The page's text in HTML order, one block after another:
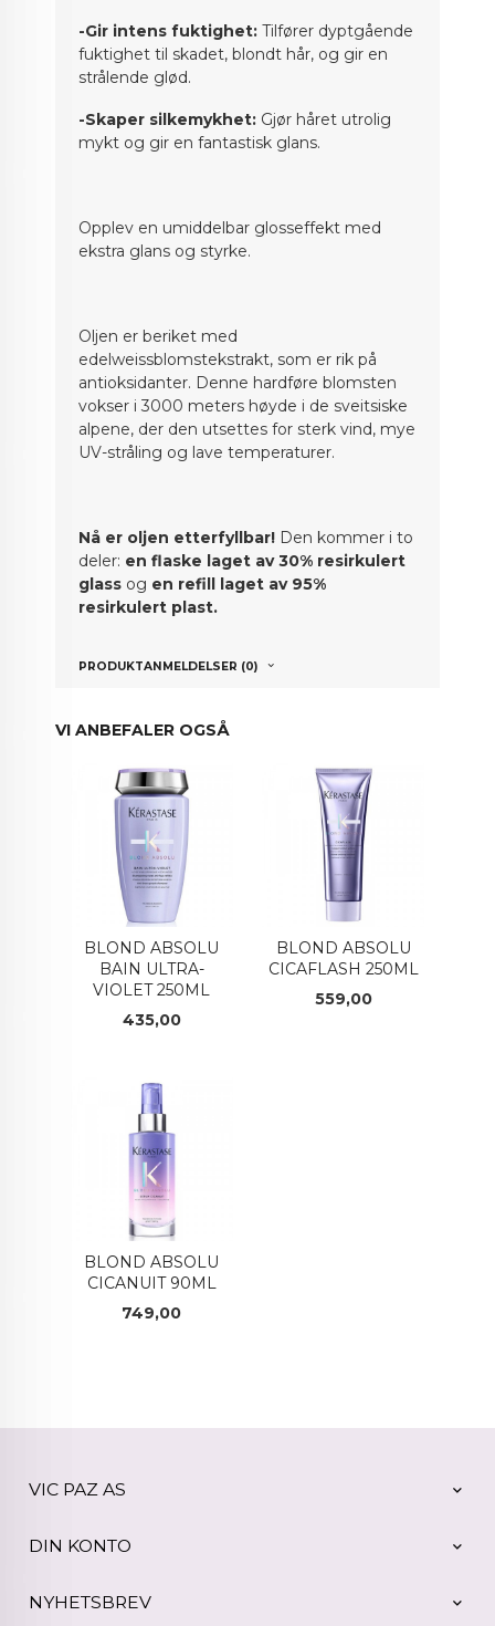
-Gir intens fuktighet: Tilfører dyptgående
fuktighet til skadet, blondt hår, og gir en
strålende glød.
-Skaper silkemykhet: Gjør håret utrolig
mykt og gir en fantastisk glans.
Opplev en umiddelbar glosseffekt med
ekstra glans og styrke.
Oljen er beriket med
edelweissblomstekstrakt, som er rik på
antioksidanter. Denne hardføre blomsten
vokser i 3000 meters høyde i de sveitsiske
alpene, der den utsettes for sterk vind, mye
UV-stråling og lave temperaturer.
Nå er oljen etterfyllbar! Den kommer i to
deler: en flaske laget av 30% resirkulert
glass og en refill laget av 95%
resirkulert plast.
PRODUKTANMELDELSER (0)
VI ANBEFALER OGSÅ
BLOND ABSOLU
BAIN ULTRA-
VIOLET 250ML
Pris
435,00
BLOND ABSOLU
CICAFLASH 250ML
Pris
559,00
BLOND ABSOLU
CICANUIT 90ML
Pris
749,00
VIC PAZ AS
DIN KONTO
NYHETSBREV